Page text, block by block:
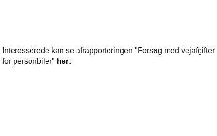
Interesserede kan se afrapporteringen "Forsøg med vejafgifter
for personbiler" her: